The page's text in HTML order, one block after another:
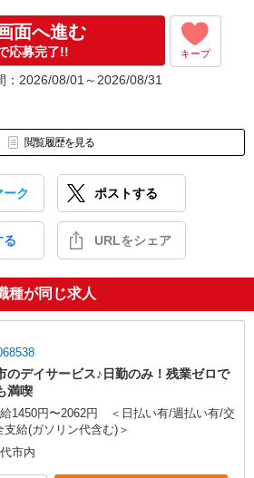
面へ進む
応募完了!! キープ
：2026/08/01～2026/08/31
閲覧履歴を見る
ーク ポストする
る URLをシェア
種が同じ求人
のデイサービス♪日勤のみ！残業ゼロで
満喫
1450円〜2062円 ＜日払い有/週払い有/交
支給(ガソリン代含む)＞
市内